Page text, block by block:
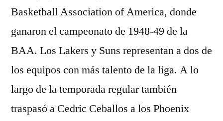
Basketball Association of America, donde
ganaron el campeonato de 1948-49 de la
BAA. Los Lakers y Suns representan a dos de
los equipos con más talento de la liga. A lo
largo de la temporada regular también
traspasó a Cedric Ceballos a los Phoenix